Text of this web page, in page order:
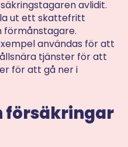
avlidit.
ut ett skattefritt
förmånstagare.
användas för att
tjänster för att
för att gå ner i
försäkringar